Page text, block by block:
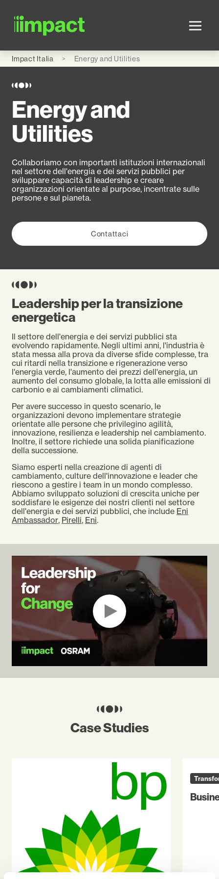
Impact Italia Energy and Utilities
Energy and
Utilities
Collaboriamo con importanti istituzioni internazionali
nel settore dell'energia e dei servizi pubblici per
sviluppare capacità di leadership e creare
organizzazioni orientate al purpose, incentrate sulle
persone e sul pianeta.
Contattaci
Leadership per la transizione
energetica
Il settore dell'energia e dei servizi pubblici sta
evolvendo rapidamente. Negli ultimi anni, l'industria è
stata messa alla prova da diverse sfide complesse, tra
cui ritardi nella transizione e rigenerazione verso
l'energia verde, l'aumento dei prezzi dell'energia, un
aumento del consumo globale, la lotta alle emissioni di
carbonio e ai cambiamenti climatici.
Per avere successo in questo scenario, le
organizzazioni devono implementare strategie
orientate alle persone che privilegino agilità,
innovazione, resilienza e leadership nel cambiamento.
Inoltre, il settore richiede una solida pianificazione
della successione.
Siamo esperti nella creazione di agenti di
cambiamento, culture dell'innovazione e leader che
riescono a gestire i team in un mondo complesso.
Abbiamo sviluppato soluzioni di crescita uniche per
soddisfare le esigenze dei nostri clienti nel settore
dell'energia e dei servizi pubblici, che include Eni
Ambassador, Pirelli, Eni.
Case Studies